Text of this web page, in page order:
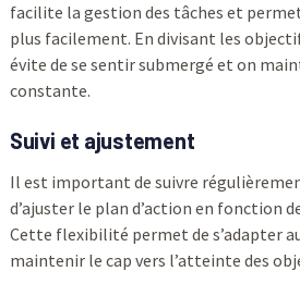
facilite la gestion des tâches et
plus facilement. En divisant les
évite de se sentir submergé et on
constante.
Suivi et ajustement
Il est important de suivre
d’ajuster le plan d’action en fonction
Cette flexibilité permet de s’adapter
maintenir le cap vers l’atteinte des